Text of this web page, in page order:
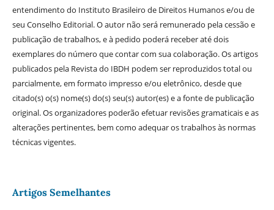
entendimento do Instituto Brasileiro de Direitos Humanos e/ou de
seu Conselho Editorial. O autor não será remunerado pela cessão e
publicação de trabalhos, e à pedido poderá receber até dois
exemplares do número que contar com sua colaboração. Os artigos
publicados pela Revista do IBDH podem ser reproduzidos total ou
parcialmente, em formato impresso e/ou eletrônico, desde que
citado(s) o(s) nome(s) do(s) seu(s) autor(es) e a fonte de publicação
original. Os organizadores poderão efetuar revisões gramaticais e as
alterações pertinentes, bem como adequar os trabalhos às normas
técnicas vigentes.
Artigos Semelhantes